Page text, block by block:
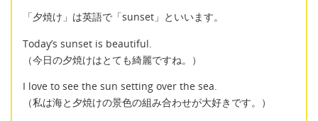
「夕焼け」は英語で「sunset」といいます。
Today’s sunset is beautiful.
（今日の夕焼けはとても綺麗ですね。）
I love to see the sun setting over the sea.
（私は海と夕焼けの景色の組み合わせが大好きです。）